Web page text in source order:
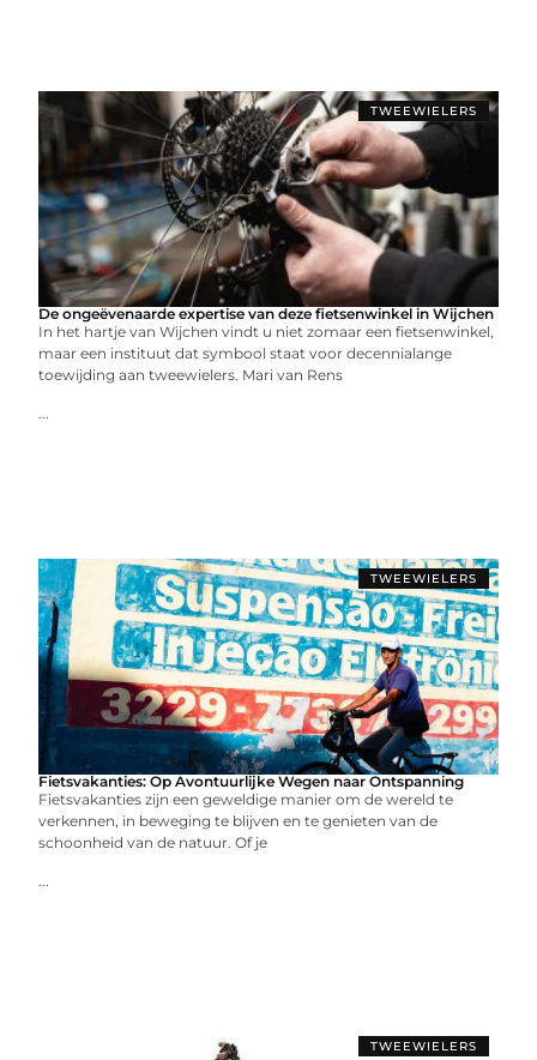
TWEEWIELERS
De ongeëvenaarde expertise van deze fietsenwinkel in Wijchen
In het hartje van Wijchen vindt u niet zomaar een fietsenwinkel,
maar een instituut dat symbool staat voor decennialange
toewijding aan tweewielers. Mari van Rens
...
TWEEWIELERS
Fietsvakanties: Op Avontuurlijke Wegen naar Ontspanning
Fietsvakanties zijn een geweldige manier om de wereld te
verkennen, in beweging te blijven en te genieten van de
schoonheid van de natuur. Of je
...
TWEEWIELERS